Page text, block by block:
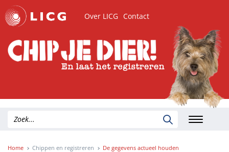
Over LICG Contact
Home Chippen en registreren De gegevens actueel houden